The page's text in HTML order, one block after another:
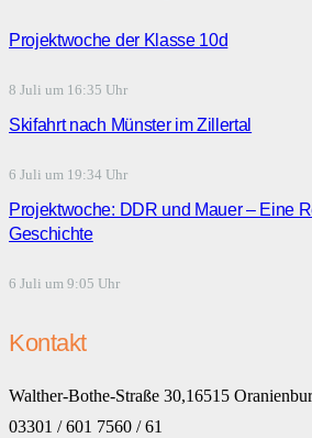
Projektwoche der Klasse 10d
8 Juli um 16:35 Uhr
Skifahrt nach Münster im Zillertal
6 Juli um 19:34 Uhr
Projektwoche: DDR und Mauer – Eine
Geschichte
6 Juli um 9:05 Uhr
Kontakt
Walther-Bothe-Straße 30,16515
03301 / 601 7560 / 61